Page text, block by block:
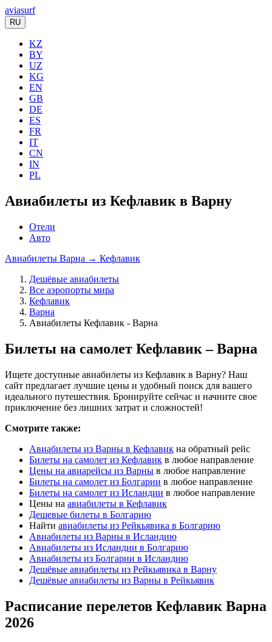
aviasurf
RU
KZ
BY
UZ
KG
EN
GB
DE
ES
FR
IT
CN
IN
PL
Авиабилеты из Кефлавик в Варну
Отели
Авто
Авиабилеты Варна → Кефлавик
Дешёвые авиабилеты
Все аэропорты мира
Кефлавик
Варна
Авиабилеты Кефлавик - Варна
Билеты на самолет Кефлавик – Варна
Ищете доступные авиабилеты из Кефлавик в Варну? Наш
сайт предлагает лучшие цены и удобный поиск для вашего
идеального путешествия. Бронируйте сейчас и начните свое
приключение без лишних затрат и сложностей!
Смотрите также:
Авиабилеты из Варны в Кефлавик на обратный рейс
Билеты на самолет из Кефлавик в любое направление
Цены на авиарейсы из Варны в любое направление
Билеты на самолет из Болгарии в любое направление
Билеты на самолет из Исландии в любое направление
Цены на авиабилеты в Кефлавик
Дешевые билеты в Болгарию
Найти авиабилеты из Рейкьявика в Болгарию
Авиабилеты из Варны в Исландию
Авиабилеты из Исландии в Болгарию
Авиабилеты из Болгарии в Исландию
Дешёвые авиабилеты из Рейкьявика в Варну
Дешёвые авиабилеты из Варны в Рейкьявик
Расписание перелетов Кефлавик Варна
2026